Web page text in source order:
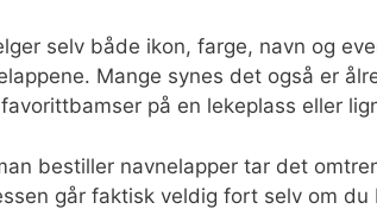
selv både ikon, farge, navn og
Mange synes det også er
på en lekeplass eller
bestiller navnelapper tar det
går faktisk veldig fort selv om